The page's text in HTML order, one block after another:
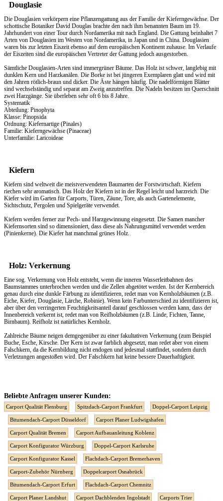
Douglasie
Die Douglasien verkörpern eine Pflanzengattung aus der Familie der Kieferngewächse. Der
schottische Botaniker David Douglas brachte den nach ihm benannten Baum im 19.
Jahrhundert von einer Tour durch Nordamerika mit nach England. Die Gattung beinhaltet 7
Arten von Douglasien im Westen von Nordamerika, in Japan und in China. Douglasien
waren bis zur letzten Eiszeit ebenso auf dem europäischen Kontinent zuhause. Im Verlaufe
der Eiszeiten sind die europäischen Vertreter der Gattung jedoch ausgestorben.
Sämtliche Douglasien-Arten sind immergrüner Bäume. Das Holz ist schwer, langlebig mit
dunklen Kern und Harzkanälen. Die Borke ist bei jüngeren Exemplaren glatt und wird mit
den Jahren rötlich-braun und dicker. Die Äste hängen häufig. Die nadelförmigen Blätter
sind wechselständig und separat am Zweig anzutreffen. Die Nadeln besitzen im Querschnitt
zwei Harzgänge. Sie überleben sehr oft 6 bis 8 Jahre.
Systematik
Abteilung: Pinophyta
Klasse: Pinopsida
Ordnung: Kiefernartige (Pinales)
Familie: Kieferngewächse (Pinaceae)
Unterfamilie: Laricoideae
Kiefern
Kiefern sind weltweit die meistverwendeten Baumarten der Forstwirtschaft. Kiefern
riechen sehr aromatisch. Das Holz der Kiefern ist in der Regel leicht und harzreich. Die
Kiefer wird im Garten für Carports, Türen, Zäune, Tore, als auch Gartenelemente,
Sichtschutz, Pergolen und Spielgeräte verwendet.
Kiefern werden ferner zur Pech- und Harzgewinnung eingesetzt. Die Samen mancher
Kiefernsorten sind so dimensioniert, dass diese als Nahrungsmittel verwendet werden
(Pinienkerne). Die Kiefer hat manchmal grünes Holz.
Holz: Verkernung
Eine sog. Verkernung von Holz entsteht, wenn die inneren Wasserleitbahnen des
Baumstammes unterbrochen werden und die Zellen abgetötet werden. Ist der Kernbereich
genau durch eine dunkle Färbung zu identifizieren, redet man von Kernholzbäumen (z.B.
Eiche, Kiefer, Douglasie, Lärche, Robinie). Wenn kein Farbunterschied zu identifizieren ist,
aber über den verringerten Feuchtigkeitsanteil darauf geschlossen werden kann, dass der
Innenbereich verkernt ist, redet man von Reifholzbäumen (z.B. Linde, Fichten, Tanne,
Birnbaum). Reifholz ist natürliches Kernholz.
Zahlreiche Bäume neigen demgegenüber zu einer fakultativen Verkernung (zum Beispiel
Buche, Esche, Kirsche. Der Kern ist zwar farblich abgesetzt, man redet aber von einem
Falschkern, da die Kernbildung nicht endogen und jedesmal stattfindet, sondern durch
Verletzungen angestoßen wird. Der Falschkern hat keine bessere Dauerhaftigkeit.
Beliebte Anfragen unserer Kunden:
Carport Qualität Flensburg Spitzdach-Carport Frankfurt Doppel-Carport Leipzig
Bitumendach-Carport Düsseldorf Carport Planer Ludwigshafen
Carport Qualität Bremen Carport Aufbauanleitung Koblenz
Carport Konfigurator Würzburg Doppel-Carport Karlsruhe
Carport Konfigurator Kassel Flachdach-Carport Bremerhaven
Carport-Zubehör Nürnberg Doppelcarport Osnabrück
Bitumendach-Carport Erfurt Flachdach-Carport Chemnitz
Carport Planer Landshut Carport Dachblenden Ingolstadt Carports Trier